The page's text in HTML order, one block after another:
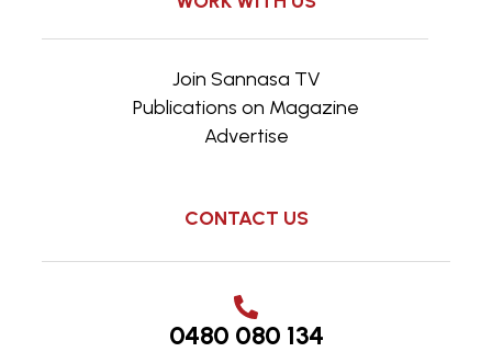
Join Sannasa TV
Publications on Magazine
Advertise
CONTACT US
0480 080 134